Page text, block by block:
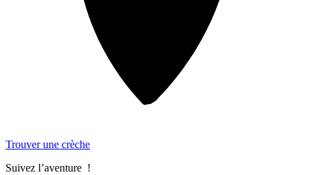
Trouver une crèche
Suivez l’aventure !